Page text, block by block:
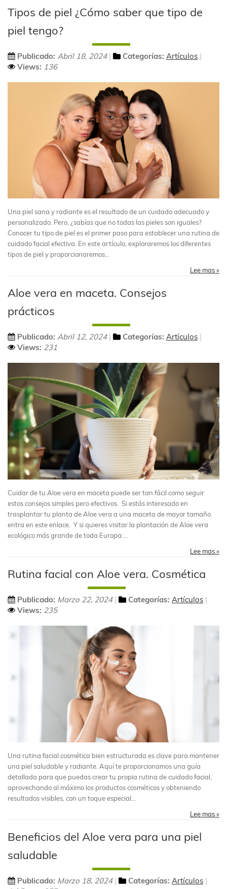
Tipos de piel ¿Cómo saber que tipo de
piel tengo?
Publicado: Abril 18, 2024 Categorías: Artículos
Views: 136
Una piel sana y radiante es el resultado de un cuidado adecuado y
personalizado. Pero, ¿sabías que no todas las pieles son iguales?
Conocer tu tipo de piel es el primer paso para establecer una rutina de
cuidado facial efectiva. En este artículo, exploraremos los diferentes
tipos de piel y proporcionaremos...
Lee mas »
Aloe vera en maceta. Consejos
prácticos
Publicado: Abril 12, 2024 Categorías: Artículos
Views: 231
Cuidar de tu Aloe vera en maceta puede ser tan fácil como seguir
estos consejos simples pero efectivos. Si estás interesado en
trasplantar tu planta de Aloe vera a una maceta de mayor tamaño
entra en este enlace. Y si quieres visitar la plantación de Aloe vera
ecológico más grande de toda Europa:...
Lee mas »
Rutina facial con Aloe vera. Cosmética
Publicado: Marzo 22, 2024 Categorías: Artículos
Views: 235
Una rutina facial cosmética bien estructurada es clave para mantener
una piel saludable y radiante. Aquí te proporcionamos una guía
detallada para que puedas crear tu propia rutina de cuidado facial,
aprovechando al máximo los productos cosméticos y obteniendo
resultados visibles, con un toque especial...
Lee mas »
Beneficios del Aloe vera para una piel
saludable
Publicado: Marzo 18, 2024 Categorías: Artículos